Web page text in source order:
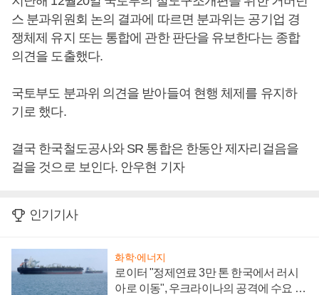
스 분과위원회 논의 결과에 따르면 분과위는 공기업 경
쟁체제 유지 또는 통합에 관한 판단을 유보한다는 종합
의견을 도출했다.
국토부도 분과위 의견을 받아들여 현행 체제를 유지하
기로 했다.
결국 한국철도공사와 SR 통합은 한동안 제자리걸음을
걸을 것으로 보인다. 안우현 기자
인기기사
화학·에너지
로이터 "정제연료 3만 톤 한국에서 러시
아로 이동", 우크라이나의 공격에 수요 늘